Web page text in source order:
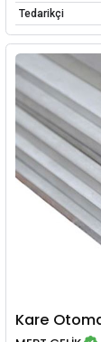
Tedarikçi
Kare